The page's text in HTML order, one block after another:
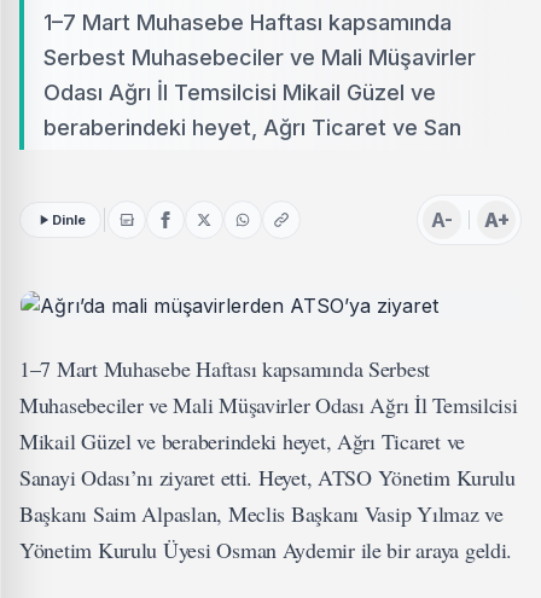
1–7 Mart Muhasebe Haftası kapsamında
Serbest Muhasebeciler ve Mali Müşavirler
Odası Ağrı İl Temsilcisi Mikail Güzel ve
beraberindeki heyet, Ağrı Ticaret ve San
Dinle A- A+
1–7 Mart Muhasebe Haftası kapsamında Serbest
Muhasebeciler ve Mali Müşavirler Odası Ağrı İl Temsilcisi
Mikail Güzel ve beraberindeki heyet, Ağrı Ticaret ve
Sanayi Odası’nı ziyaret etti. Heyet, ATSO Yönetim Kurulu
Başkanı Saim Alpaslan, Meclis Başkanı Vasip Yılmaz ve
Yönetim Kurulu Üyesi Osman Aydemir ile bir araya geldi.